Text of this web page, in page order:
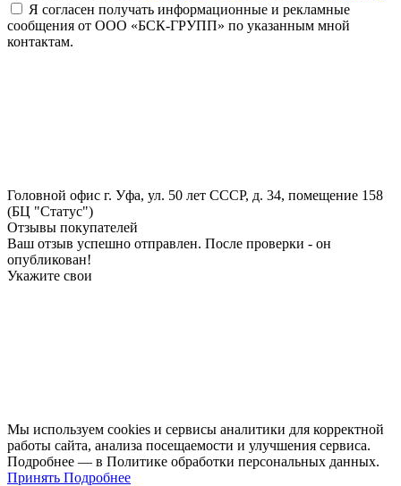
Я согласен получать информационные и рекламные
сообщения от ООО «БСК-ГРУПП» по указанным мной
контактам.
Головной офис г. Уфа, ул. 50 лет СССР, д. 34, помещение 158
(БЦ "Статус")
Отзывы покупателей
Ваш отзыв успешно отправлен. После проверки - он
опубликован!
Укажите свои
Мы используем cookies и сервисы аналитики для корректной
работы сайта, анализа посещаемости и улучшения сервиса.
Подробнее — в Политике обработки персональных данных.
Принять Подробнее